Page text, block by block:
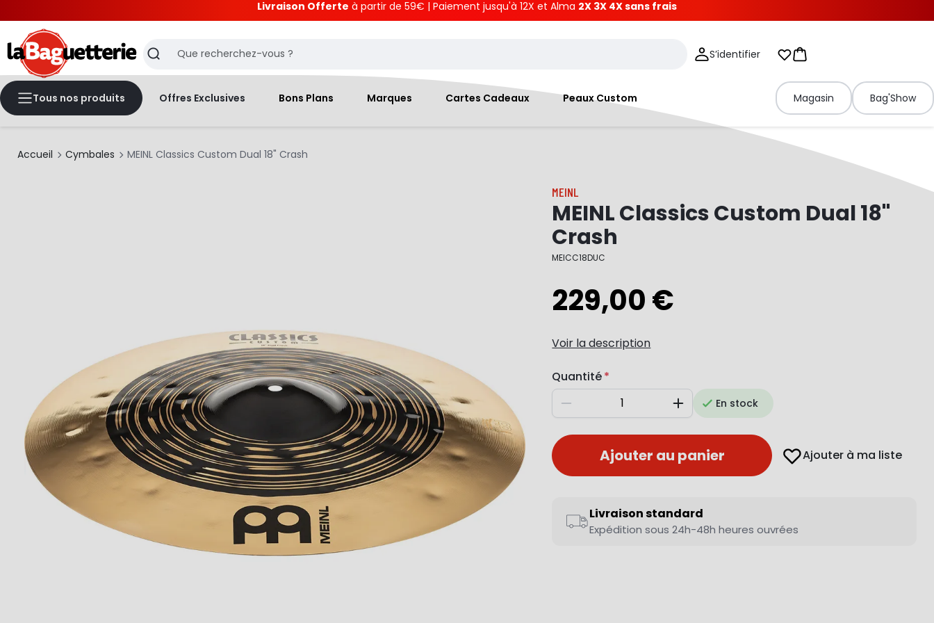
Livraison Offerte à partir de 59€ | Paiement jusqu'à 12X et Alma 2X 3X 4X sans frais
Recherche S’identifier Mes listes d'envies
Panier
Tous nos produits Offres Exclusives Bons Plans Marques Cartes Cadeaux Peaux Custom Magasin Bag'Show
Accueil Cymbales MEINL Classics Custom Dual 18" Crash
MEINL
MEINL Classics Custom Dual 18"
Crash
MEICC18DUC
229,00 €
Voir la description
Quantité
Diminuer AugmenterEn stock
Ajouter au panier Ajouter à ma liste
Livraison standard
Expédition sous 24h-48h heures ouvrées